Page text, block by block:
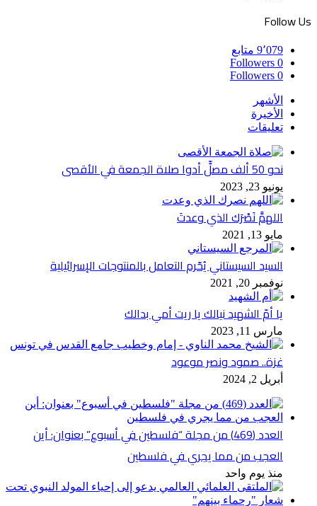
Follow Us
9٬079 متابع
0
Followers
0
Followers
الأشهر
الأخيرة
تعليقات
نحو 50 ألف مصلٍّ أدوا صلاة الجمعة في الأقصى
يونيو 23, 2023
اللهمَّ نَصْرَك الذي وعدتَ
مايو 13, 2021
السيد السيستاني يُحّرم التعامل بالمنتوجات الإسرائيلية
نوفمبر 20, 2021
يا أمّ الشهيد نيالك يا ريت أمي بدالك
مارس 11, 2023
غزة.. صمود ونصر موعود
أبريل 2, 2024
العدد (469) من مجلة “فلسطين في أسبوع” بعنوان: أين
العجب من مما يجري في فلسطين
منذ يوم واحد